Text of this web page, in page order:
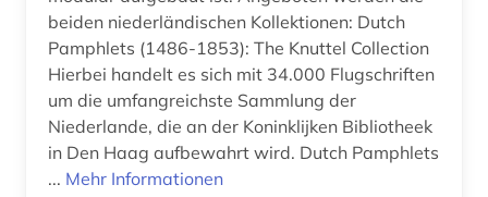
druckgraphik (1)
druckwerk (2)
dänemark (3)
e-book (1)
beiden niederländischen Kollektionen: Dutch
Pamphlets (1486-1853): The Knuttel Collection
Hierbei handelt es sich mit 34.000 Flugschriften
um die umfangreichste Sammlung der
Niederlande, die an der Koninklijken Bibliotheek
in Den Haag aufbewahrt wird. Dutch Pamphlets
... Mehr Informationen